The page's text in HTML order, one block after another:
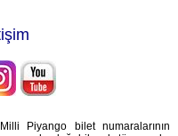
Piyango bilet numaralarının